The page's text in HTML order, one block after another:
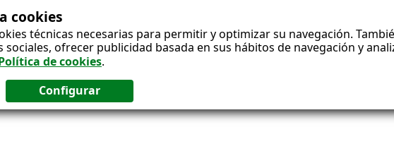
cookies
técnicas necesarias para permitir y optimizar su navegación.
ofrecer publicidad basada en sus hábitos de navegación y
de cookies.